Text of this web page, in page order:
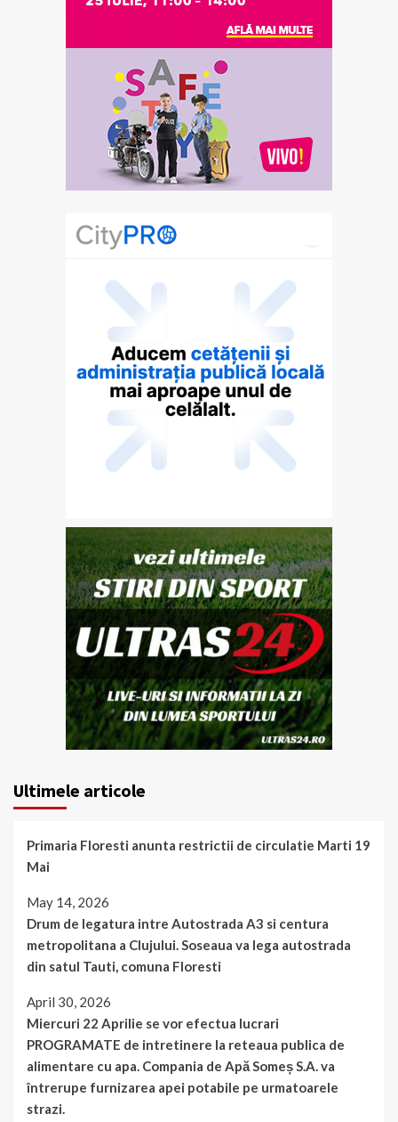
Ultimele articole
Primaria Floresti anunta restrictii de circulatie Marti 19
Mai
May 14, 2026
Drum de legatura intre Autostrada A3 si centura
metropolitana a Clujului. Soseaua va lega autostrada
din satul Tauti, comuna Floresti
April 30, 2026
Miercuri 22 Aprilie se vor efectua lucrari
PROGRAMATE de intretinere la reteaua publica de
alimentare cu apa. Compania de Apă Someș S.A. va
întrerupe furnizarea apei potabile pe urmatoarele
strazi.